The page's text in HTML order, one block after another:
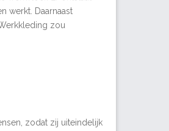
werkt. Daarnaast
zou
zodat zij uiteindelijk